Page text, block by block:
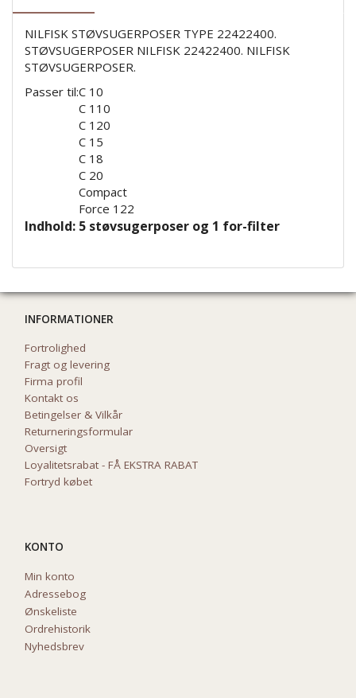
NILFISK STØVSUGERPOSER TYPE 22422400.
STØVSUGERPOSER NILFISK 22422400. NILFISK
STØVSUGERPOSER.
Passer til:C 10
C 110
C 120
C 15
C 18
C 20
Compact
Force 122
Indhold: 5 støvsugerposer og 1 for-filter
INFORMATIONER
Fortrolighed
Fragt og levering
Firma profil
Kontakt os
Betingelser & Vilkår
Returneringsformular
Oversigt
Loyalitetsrabat - FÅ EKSTRA RABAT
Fortryd købet
KONTO
Min konto
Adressebog
Ønskeliste
Ordrehistorik
Nyhedsbrev